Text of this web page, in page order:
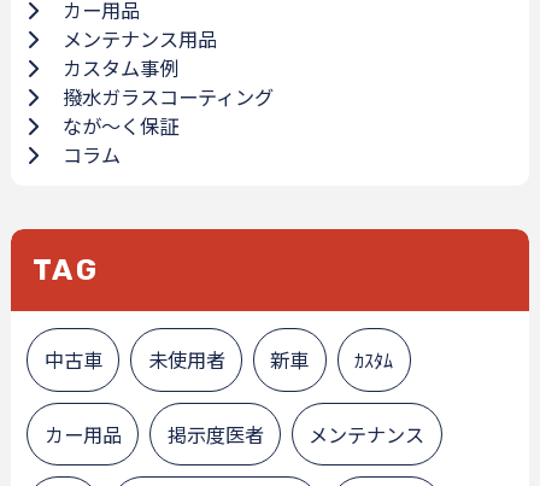
カー用品
メンテナンス用品
カスタム事例
撥水ガラスコーティング
なが～く保証
コラム
TAG
中古車 未使用者 新車 ｶｽﾀﾑ
カー用品 掲示度医者 メンテナンス